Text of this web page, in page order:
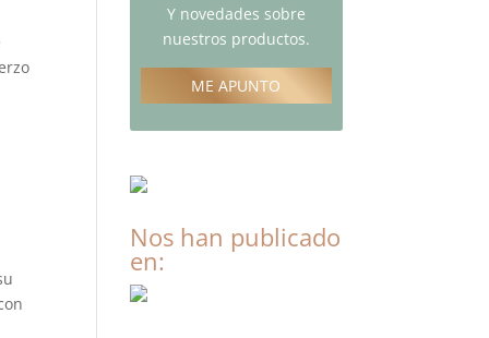
Y novedades sobre
nuestros productos.
ME APUNTO
Nos han publicado
en: